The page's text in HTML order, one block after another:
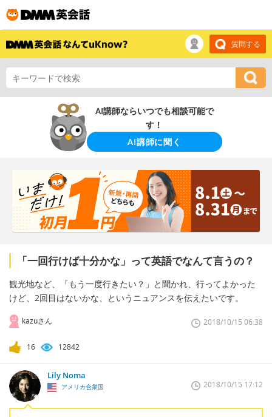
質問する
AI講師ならいつでも相談可能で
す！
AI講師に聞く
「一回行けば十分かな」って英語でなんて言うの？
観光地など、「もう一度行きたい？」と聞かれ、行ってよかった
けど、2回目はないかな、というニュアンスを伝えたいです。
kazuさん 2018/10/15 06:38
16 12842
Lily Noma
アメリカ合衆国 2018/10/15 17:12